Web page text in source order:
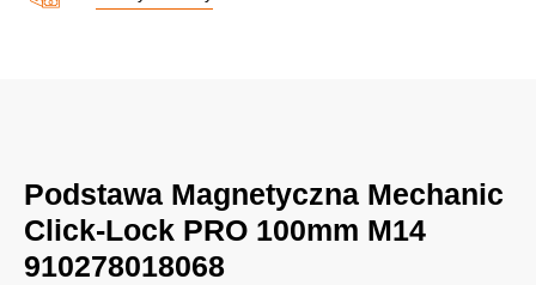
Podstawa Magnetyczna Mechanic
Click-Lock PRO 100mm M14
910278018068